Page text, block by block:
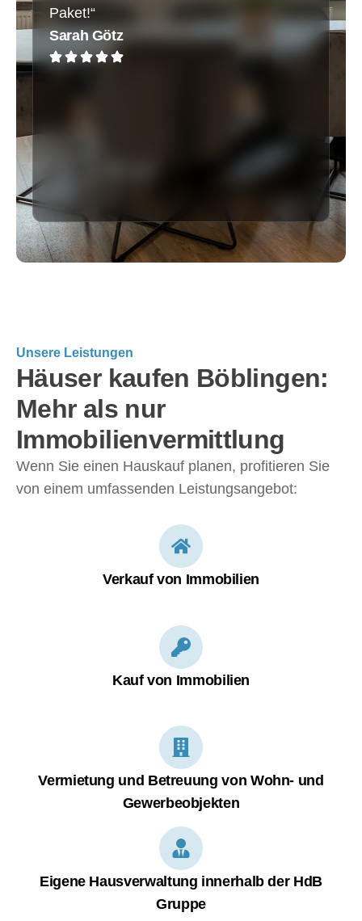
Paket!“
Sarah Götz
Unsere Leistungen
Häuser kaufen Böblingen:
Mehr als nur
Immobilienvermittlung
Wenn Sie einen Hauskauf planen, profitieren Sie
von einem umfassenden Leistungsangebot:
Verkauf von Immobilien
Kauf von Immobilien
Vermietung und Betreuung von Wohn- und
Gewerbeobjekten
Eigene Hausverwaltung innerhalb der HdB
Gruppe